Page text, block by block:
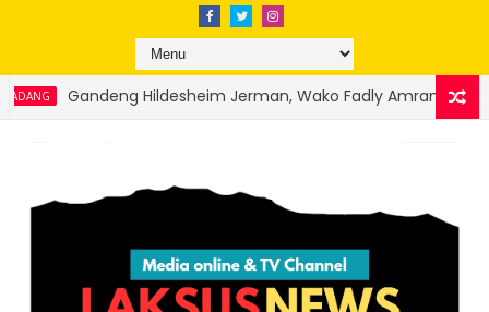
Wako Fadly Amran Targetkan Restorasi Batang Arau